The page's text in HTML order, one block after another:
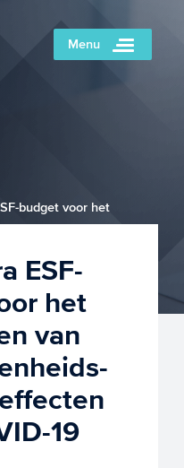
Menu
budget voor het
ESF-
het
van
19